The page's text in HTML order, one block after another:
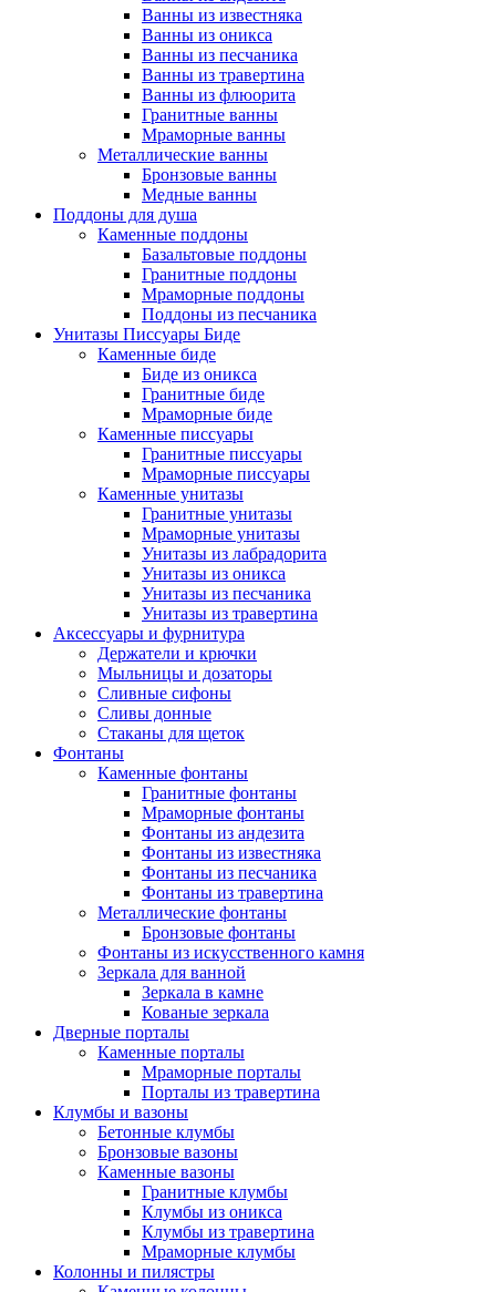
Ванны из известняка
Ванны из оникса
Ванны из песчаника
Ванны из травертина
Ванны из флюорита
Гранитные ванны
Мраморные ванны
Металлические ванны
Бронзовые ванны
Медные ванны
Поддоны для душа
Каменные поддоны
Базальтовые поддоны
Гранитные поддоны
Мраморные поддоны
Поддоны из песчаника
Унитазы Писсуары Биде
Каменные биде
Биде из оникса
Гранитные биде
Мраморные биде
Каменные писсуары
Гранитные писсуары
Мраморные писсуары
Каменные унитазы
Гранитные унитазы
Мраморные унитазы
Унитазы из лабрадорита
Унитазы из оникса
Унитазы из песчаника
Унитазы из травертина
Аксессуары и фурнитура
Держатели и крючки
Мыльницы и дозаторы
Сливные сифоны
Сливы донные
Стаканы для щеток
Фонтаны
Каменные фонтаны
Гранитные фонтаны
Мраморные фонтаны
Фонтаны из андезита
Фонтаны из известняка
Фонтаны из песчаника
Фонтаны из травертина
Металлические фонтаны
Бронзовые фонтаны
Фонтаны из искусственного камня
Зеркала для ванной
Зеркала в камне
Кованые зеркала
Дверные порталы
Каменные порталы
Мраморные порталы
Порталы из травертина
Клумбы и вазоны
Бетонные клумбы
Бронзовые вазоны
Каменные вазоны
Гранитные клумбы
Клумбы из оникса
Клумбы из травертина
Мраморные клумбы
Колонны и пилястры